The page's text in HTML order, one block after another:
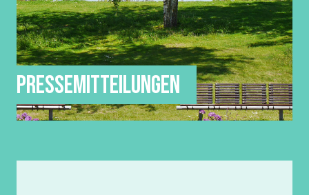
PRESSEMITTEILUNGEN